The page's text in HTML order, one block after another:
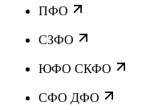
ПФО
СЗФО
ЮФО СКФО
CФО ДФО